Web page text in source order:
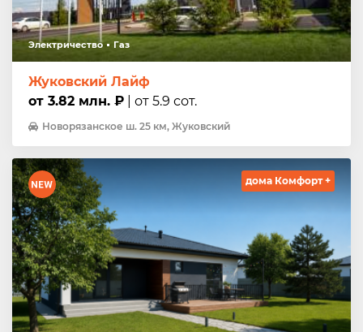
Электричество Газ
Жуковский Лайф
от 3.82 млн. ₽ | от 5.9 сот.
Новорязанское ш. 25 км, Жуковский
дома Комфорт +